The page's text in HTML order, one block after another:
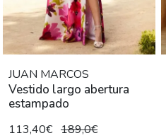
JUAN MARCOS
Vestido largo abertura
estampado
113,40€ 189,0€